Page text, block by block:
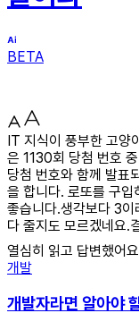
BETA
IT 지식이 풍부한 고양
은 1130회 당첨 번호
당첨 번호와 함께 발표
을 합니다. 로또를 구입
좋습니다.생각보다 3이
다 줄지도 모르겠네요.
열심히 읽고 답변했어
개발
개발자라면 알아야